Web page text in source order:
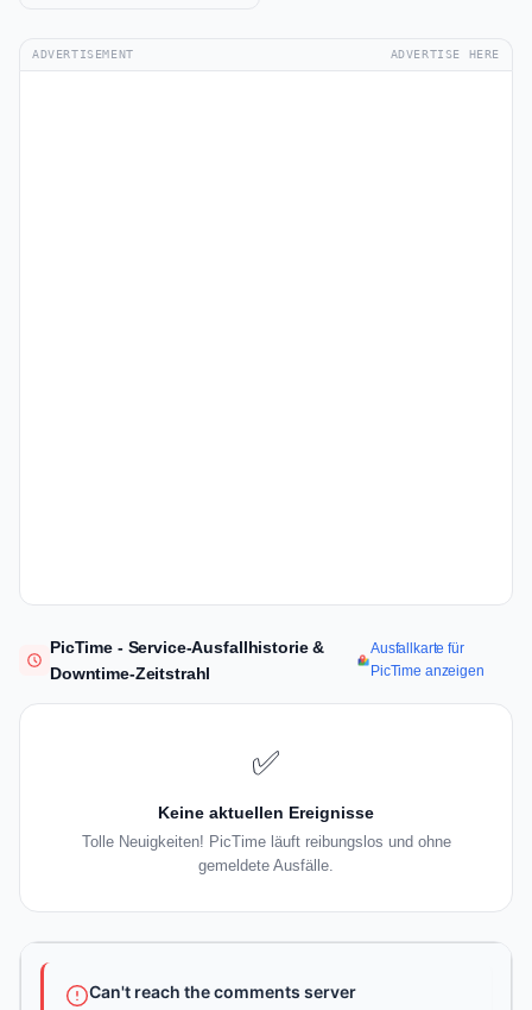
ADVERTISEMENT ADVERTISE HERE
PicTime - Service-Ausfallhistorie &
Downtime-Zeitstrahl
Ausfallkarte für
PicTime anzeigen
✅
Keine aktuellen Ereignisse
Tolle Neuigkeiten! PicTime läuft reibungslos und ohne
gemeldete Ausfälle.
Can't reach the comments server